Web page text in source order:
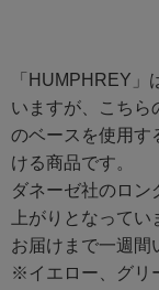
「HUMPHREY
いますが、こちら
のベースを使用す
ける商品です。
ダネーゼ社のロン
上がりとなってい
お届けまで一週間
※イエロー、グリ